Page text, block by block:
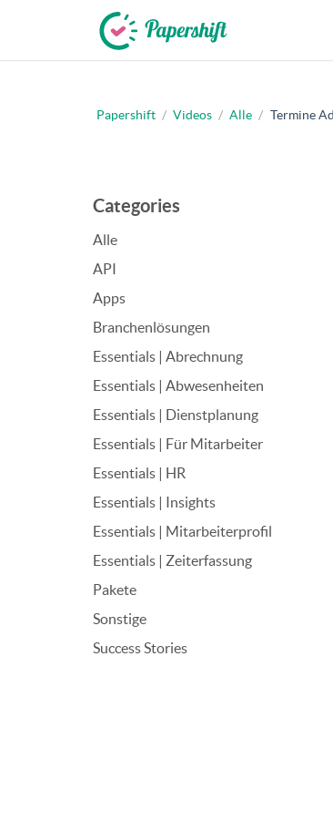
+49 721 50 95 79 69
Papershift / Videos / Alle / Termine
Categories
Alle
API
Apps
Branchenlösungen
Essentials | Abrechnung
Essentials | Abwesenheiten
Essentials | Dienstplanung
Essentials | Für Mitarbeiter
Essentials | HR
Essentials | Insights
Essentials | Mitarbeiterprofil
Essentials | Zeiterfassung
Pakete
Sonstige
Success Stories